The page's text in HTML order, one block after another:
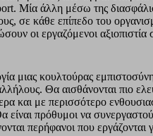
Μία άλλη μέσω της
σε κάθε επίπεδο του
οι εργαζόμενοι αξιοπιστία
μιας κουλτούρας
Θα αισθάνονται πιο
και με περισσότερο
είναι πρόθυμοι να
περήφανοι που εργάζονται